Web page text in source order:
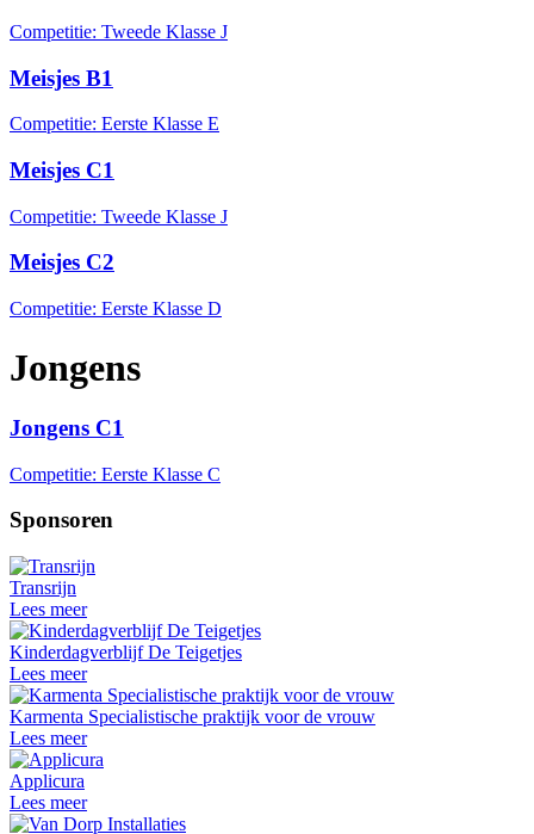
Competitie: Tweede Klasse J
Meisjes B1
Competitie: Eerste Klasse E
Meisjes C1
Competitie: Tweede Klasse J
Meisjes C2
Competitie: Eerste Klasse D
Jongens
Jongens C1
Competitie: Eerste Klasse C
Sponsoren
Transrijn
Lees meer
Kinderdagverblijf De Teigetjes
Lees meer
Karmenta Specialistische praktijk voor de vrouw
Lees meer
Applicura
Lees meer